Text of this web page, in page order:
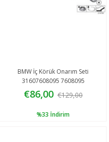
BMW İç Körük Onarım Seti
31607608095 7608095
€86,00 €129,00
%33 İndirim